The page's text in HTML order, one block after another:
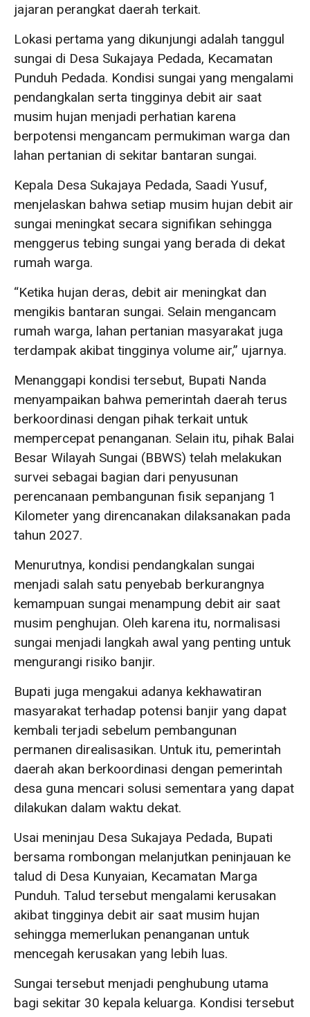
jajaran perangkat daerah terkait.
Lokasi pertama yang dikunjungi adalah tanggul
sungai di Desa Sukajaya Pedada, Kecamatan
Punduh Pedada. Kondisi sungai yang mengalami
pendangkalan serta tingginya debit air saat
musim hujan menjadi perhatian karena
berpotensi mengancam permukiman warga dan
lahan pertanian di sekitar bantaran sungai.
Kepala Desa Sukajaya Pedada, Saadi Yusuf,
menjelaskan bahwa setiap musim hujan debit air
sungai meningkat secara signifikan sehingga
menggerus tebing sungai yang berada di dekat
rumah warga.
“Ketika hujan deras, debit air meningkat dan
mengikis bantaran sungai. Selain mengancam
rumah warga, lahan pertanian masyarakat juga
terdampak akibat tingginya volume air,” ujarnya.
Menanggapi kondisi tersebut, Bupati Nanda
menyampaikan bahwa pemerintah daerah terus
berkoordinasi dengan pihak terkait untuk
mempercepat penanganan. Selain itu, pihak Balai
Besar Wilayah Sungai (BBWS) telah melakukan
survei sebagai bagian dari penyusunan
perencanaan pembangunan fisik sepanjang 1
Kilometer yang direncanakan dilaksanakan pada
tahun 2027.
Menurutnya, kondisi pendangkalan sungai
menjadi salah satu penyebab berkurangnya
kemampuan sungai menampung debit air saat
musim penghujan. Oleh karena itu, normalisasi
sungai menjadi langkah awal yang penting untuk
mengurangi risiko banjir.
Bupati juga mengakui adanya kekhawatiran
masyarakat terhadap potensi banjir yang dapat
kembali terjadi sebelum pembangunan
permanen direalisasikan. Untuk itu, pemerintah
daerah akan berkoordinasi dengan pemerintah
desa guna mencari solusi sementara yang dapat
dilakukan dalam waktu dekat.
Usai meninjau Desa Sukajaya Pedada, Bupati
bersama rombongan melanjutkan peninjauan ke
talud di Desa Kunyaian, Kecamatan Marga
Punduh. Talud tersebut mengalami kerusakan
akibat tingginya debit air saat musim hujan
sehingga memerlukan penanganan untuk
mencegah kerusakan yang lebih luas.
Sungai tersebut menjadi penghubung utama
bagi sekitar 30 kepala keluarga. Kondisi tersebut